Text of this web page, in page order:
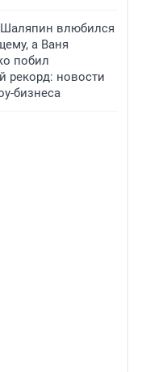
влюбился
а Ваня
побил
рекорд: новости
бизнеса